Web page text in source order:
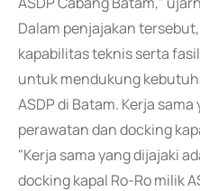
Dalam penjajakan
kapabilitas teknis serta
untuk mendukung
ASDP di Batam. Kerja
perawatan dan docking
"Kerja sama yang dijajaki
docking kapal Ro-Ro milik